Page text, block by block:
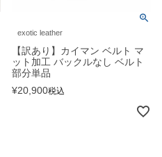
exotic leather
【訳あり】カイマン ベルト マ
ット加工 バックルなし ベルト
部分単品
¥20,900税込